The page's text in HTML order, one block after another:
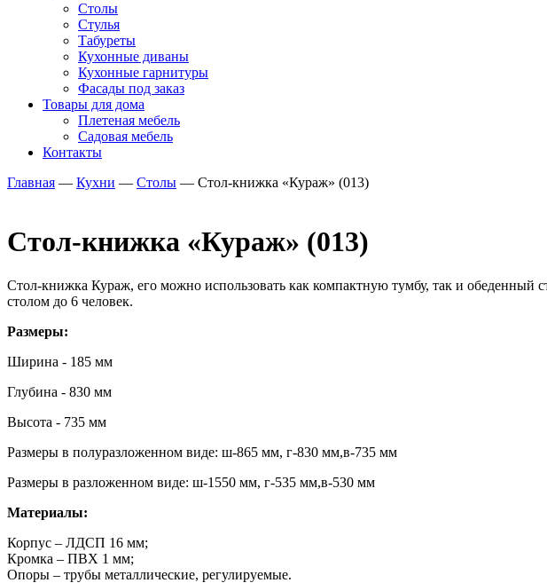
Столы
Стулья
Табуреты
Кухонные диваны
Кухонные гарнитуры
Фасады под заказ
Товары для дома
Плетеная мебель
Садовая мебель
Контакты
Главная — Кухни — Столы — Стол-книжка «Кураж» (013)
Стол-книжка «Кураж» (013)
Стол-книжка Кураж, его можно использовать как компактную тумбу, так и обеденный
столом до 6 человек.
Размеры:
Ширина - 185 мм
Глубина - 830 мм
Высота - 735 мм
Размеры в полуразложенном виде: ш-865 мм, г-830 мм,в-735 мм
Размеры в разложенном виде: ш-1550 мм, г-535 мм,в-530 мм
Материалы:
Корпус – ЛДСП 16 мм;
Кромка – ПВХ 1 мм;
Опоры – трубы металлические, регулируемые.